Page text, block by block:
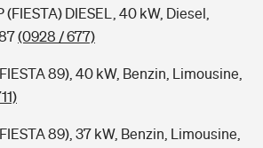
(FIESTA) DIESEL, 40 kW, Diesel,
(0928 / 677)
89), 40 kW, Benzin, Limousine,
89), 37 kW, Benzin, Limousine,